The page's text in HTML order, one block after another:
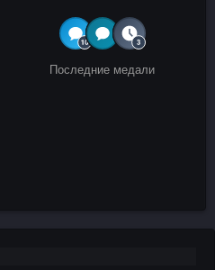
Последние медали